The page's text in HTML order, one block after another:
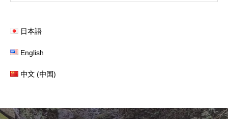
日本語
English
中文 (中国)